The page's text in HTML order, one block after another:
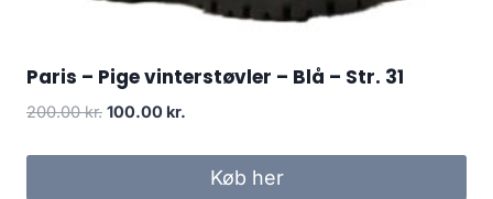
Paris – Pige vinterstøvler – Blå – Str. 31
200.00kr. Original
was:
100.00 kr.
is:
100.00 kr..
Køb her